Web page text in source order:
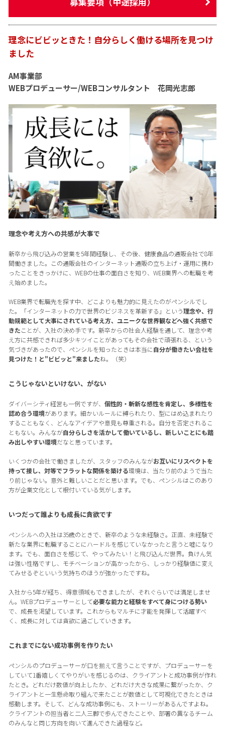
理念にビビッときた！自分らしく働ける場所を見つけ
ました
AM事業部
WEBプロデューサー/WEBコンサルタント 花岡光志郎
理念や考え方への共感が大事で
新卒から飛び込みの営業を5年間経験し、その後、健康食品の通販会社で8年
間働きました。この通販会社のインターネット通販の立ち上げ・運用に携わ
ったことをきっかけに、WEBの仕事の面白さを知り、WEB業界への転職を考
え始めました。
WEB業界で転職先を探す中、どこよりも魅力的に見えたのがペンシルでし
た。「インターネットの力で世界のビジネスを革新する」という理念や、行
動規範として大事にされている考え方、ユニークな世界観などへ強く共感で
きたことが、入社の決め手です。新卒からの社会人経験を通して、理念や考
え方に共感できれば多少キツイことがあってもその会社で頑張れる、という
気づきがあったので、ペンシルを知ったときは本当に自分が働きたい会社を
見つけた！と"ビビッと"来ましたね。（笑）
こうじゃないといけない、がない
ダイバーシティ経営も一例ですが、 個性的・斬新な感性を肯定し、多様性を
認め合う環境があります。細かいルールに縛られたり、型にはめ込まれたり
することもなく、どんなアイデアや意見も尊重される。自分を否定されるこ
ともない。みんなが自分らしさを活かして働いているし、新しいことにも踏
み出しやすい環境だなと思っています。
いくつかの会社で働きましたが、スタッフのみんながお互いにリスペクトを
持って接し、対等でフラットな関係を築ける環境は、当たり前のようで当た
り前じゃない。意外と難しいことだと思います。でも、ペンシルはこのあり
方が企業文化として根付いている気がします。
いつだって誰よりも成長に貪欲です
ペンシルへの入社は35歳のときで、新卒のような未経験さ。正直、未経験で
新たな業界に転職することにハードルを感じていなかったと言うと嘘になり
ます。でも、面白さを感じて、やってみたい！と飛び込んだ世界。負けん気
は強い性格ですし、モチベーションが高かったから、しっかり経験値に変え
てみせるぞといいう気持ちのほうが強かったですね。
入社から5年が経ち、得意領域もできましたが、それぐらいでは満足しませ
ん。WEBプロデューサーとして必要な能力と経験をすべて身につける勢い
で、成長を渇望しています。これからもマルチに才能を発揮して活躍すべ
く、成長に対しては貪欲に過ごしていきます。
これまでにない成功事例を作りたい
ペンシルのプロデューサーが口を揃えて言うことですが、プロデューサーを
していて1番嬉しくてやりがいを感じるのは、クライアントと成功事例が作れ
たとき。どれだけ数値が向上したか、どれだけ大きな成果に繋がったか、ク
ライアントと一生懸命取り組んで来たことが数値として可視化できたときは
感動します。そして、どんな成功事例にも、ストーリーがあるんですよね。
クライアントの担当者と二人三脚で歩んできたことや、部署の異なるチーム
のみんなと同じ方向を向いて進んできた過程など。